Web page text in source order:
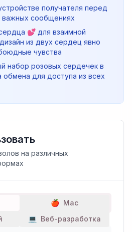
получателя перед
важных сообщениях
💕 для взаимной
из двух сердец явно
чувства
набор розовых сердечек в
для доступа из всех
на различных
🍎 Mac
💻 Веб-разработка